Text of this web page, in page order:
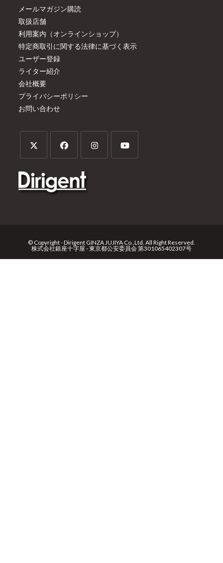
メールマガジン購読
取扱店舗
利用案内（オンラインショップ）
特定商取引に関する法律に基づく表示
ユーザー登録
ライター紹介
会社概要
プライバシーポリシー
お問い合わせ
© Copyright - Dirigent GINZA JUJIYA Co.,Ltd. All Right Reserved.
株式会社銀座十字屋 - 東京都公安委員会 第301065402307号